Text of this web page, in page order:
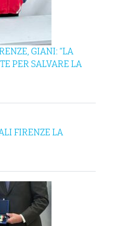
GIANI: “LA
PER SALVARE LA
FIRENZE LA